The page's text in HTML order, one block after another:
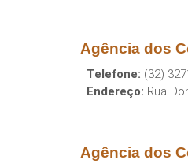
Agência dos
Telefone: (32)
Endereço: Rua
Agência dos